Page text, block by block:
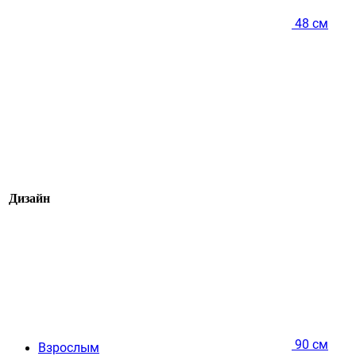
Взрослым
Дизайн
48 см
90 см